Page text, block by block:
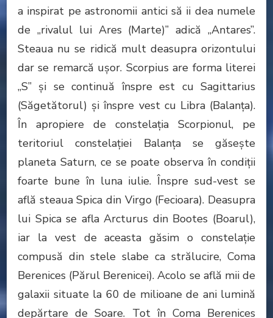
a inspirat pe astronomii antici să ii dea numele
de „rivalul lui Ares (Marte)” adică „Antares”.
Steaua nu se ridică mult deasupra orizontului
dar se remarcă ușor. Scorpius are forma literei
„S” și se continuă înspre est cu Sagittarius
(Săgetătorul) și înspre vest cu Libra (Balanţa).
În apropiere de constelaţia Scorpionul, pe
teritoriul constelaţiei Balanţa se găseşte
planeta Saturn, ce se poate observa în condiţii
foarte bune în luna iulie. Înspre sud-vest se
află steaua Spica din Virgo (Fecioara). Deasupra
lui Spica se afla Arcturus din Bootes (Boarul),
iar la vest de aceasta găsim o constelație
compusă din stele slabe ca strălucire, Coma
Berenices (Părul Berenicei). Acolo se află mii de
galaxii situate la 60 de milioane de ani lumină
depărtare de Soare. Tot în Coma Berenices